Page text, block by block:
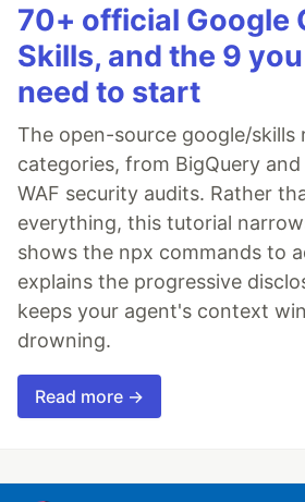
70+ official Google
Skills, and the 9
need to start
The open-source google/skills
categories, from BigQuery
WAF security audits. Rather
everything, this tutorial
shows the npx commands to
explains the progressive
keeps your agent's context
drowning.
Read more →